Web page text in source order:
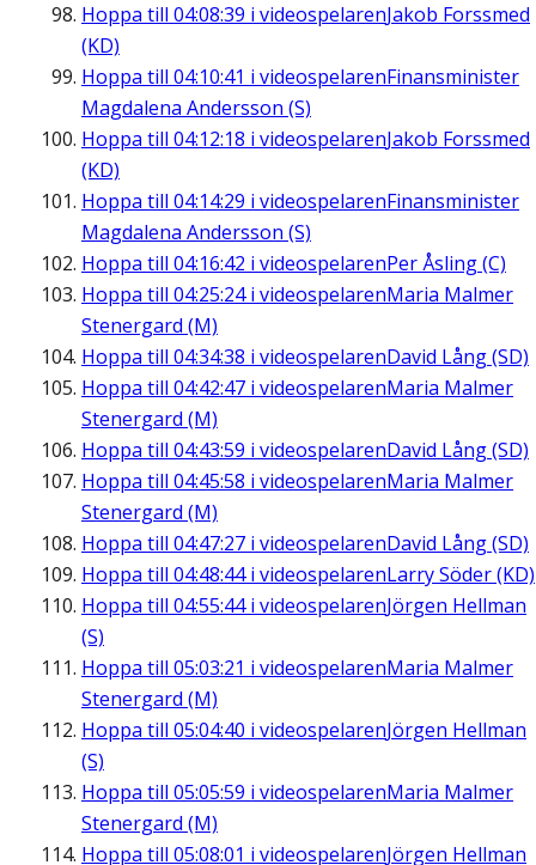
Hoppa till 04:08:39 i videospelarenJakob Forssmed
(KD)
Hoppa till 04:10:41 i videospelarenFinansminister
Magdalena Andersson (S)
Hoppa till 04:12:18 i videospelarenJakob Forssmed
(KD)
Hoppa till 04:14:29 i videospelarenFinansminister
Magdalena Andersson (S)
Hoppa till 04:16:42 i videospelarenPer Åsling (C)
Hoppa till 04:25:24i videospelarenMaria Malmer
Stenergard (M)
Hoppa till 04:34:38 i videospelarenDavid Lång (SD)
Hoppa till 04:42:47 i videospelarenMaria Malmer
Stenergard (M)
Hoppa till 04:43:59 i videospelarenDavid Lång (SD)
Hoppa till 04:45:58 i videospelarenMaria Malmer
Stenergard (M)
Hoppa till 04:47:27 i videospelarenDavid Lång (SD)
Hoppa till 04:48:44i videospelarenLarry Söder (KD)
Hoppa till 04:55:44i videospelarenJörgen Hellman
(S)
Hoppa till 05:03:21 i videospelarenMaria Malmer
Stenergard (M)
Hoppa till 05:04:40 i videospelarenJörgen Hellman
(S)
Hoppa till 05:05:59 i videospelarenMaria Malmer
Stenergard (M)
Hoppa till 05:08:01 i videospelarenJörgen Hellman